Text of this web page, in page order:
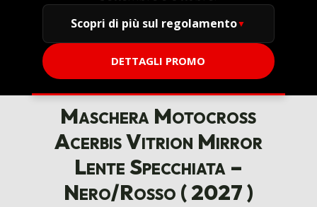
Scopri di più sul regolamento
DETTAGLI PROMO
Maschera Motocross
Acerbis Vitrion Mirror
Lente Specchiata –
Nero/Rosso ( 2027 )